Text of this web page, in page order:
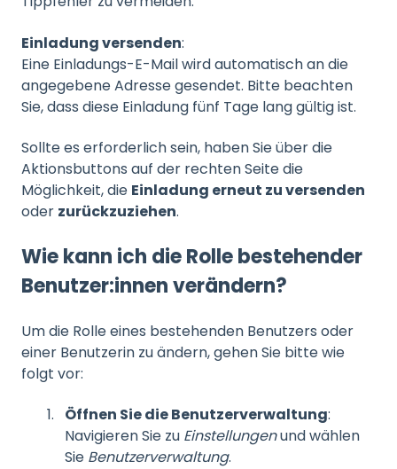
Einladung versenden:
Eine Einladungs-E-Mail wird automatisch an die
angegebene Adresse gesendet. Bitte beachten
Sie, dass diese Einladung fünf Tage lang gültig ist.
Sollte es erforderlich sein, haben Sie über die
Aktionsbuttons auf der rechten Seite die
Möglichkeit, die Einladung erneut zu versenden
oder zurückzuziehen.
Wie kann ich die Rolle bestehender
Benutzer:innen verändern?
Um die Rolle eines bestehenden Benutzers oder
einer Benutzerin zu ändern, gehen Sie bitte wie
folgt vor:
Öffnen Sie die Benutzerverwaltung:
Navigieren Sie zu Einstellungenund wählen
Sie Benutzerverwaltung.